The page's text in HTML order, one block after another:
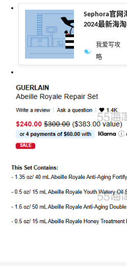
Sephora官网
2024最新海
我爱写攻
略